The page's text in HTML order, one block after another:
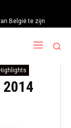
België te zijn
Highlights